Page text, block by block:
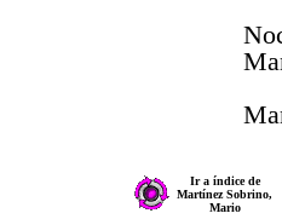
Ir a índice de
Martínez Sobrino,
Mario